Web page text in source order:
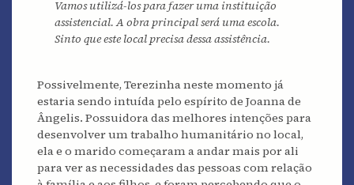
Vamos utilizá-los para fazer uma instituição
assistencial. A obra principal será uma escola.
Sinto que este local precisa dessa assistência.
Possivelmente, Terezinha neste momento já
estaria sendo intuída pelo espírito de Joanna de
Ângelis. Possuidora das melhores intenções para
desenvolver um trabalho humanitário no local,
ela e o marido começaram a andar mais por ali
para ver as necessidades das pessoas com relação
Instituição Espírita Joanna de Ângelis, na Rua
Dona Aisa, lotes 232 a 235, bairro de Santa Amélia,
na época Distrito de Queimados, com o prédio em
recursos para saldar os salários dos funcionários
não voluntários.
seus compromissos, cumprindo o seu objetivo,
que era o de tirar das ruas ascrianças que não
tinham como estudar naquela comunidade.
Alguns anos depois, com as doações que foi
recebendo e recursos próprios, ampliou a escola
construindo o segundo andar, uma quadra de
fraterno, solidário e sustentável.
Na região, que é formada em sua maioria por
se saudáveis e dispostos ao aprendizado. Todas
estas atividades são oferecidas gratuitamente.